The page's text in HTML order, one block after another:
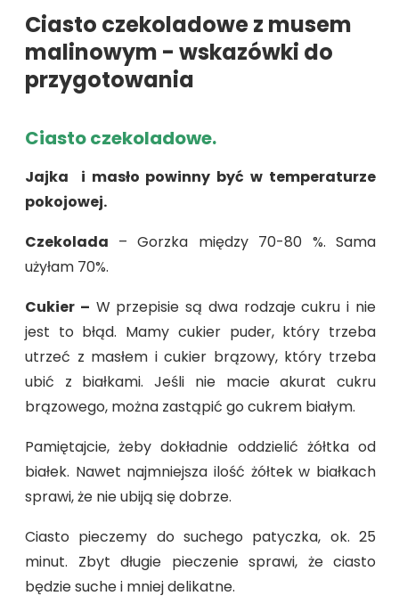
Ciasto czekoladowe z musem
malinowym - wskazówki do
przygotowania
Ciasto czekoladowe.
Jajka i masło powinny być w temperaturze
pokojowej.
Czekolada – Gorzka między 70-80 %. Sama
użyłam 70%.
Cukier – W przepisie są dwa rodzaje cukru i nie
jest to błąd. Mamy cukier puder, który trzeba
utrzeć z masłem i cukier brązowy, który trzeba
ubić z białkami. Jeśli nie macie akurat cukru
brązowego, można zastąpić go cukrem białym.
Pamiętajcie, żeby dokładnie oddzielić żółtka od
białek. Nawet najmniejsza ilość żółtek w białkach
sprawi, że nie ubiją się dobrze.
Ciasto pieczemy do suchego patyczka, ok. 25
minut. Zbyt długie pieczenie sprawi, że ciasto
będzie suche i mniej delikatne.